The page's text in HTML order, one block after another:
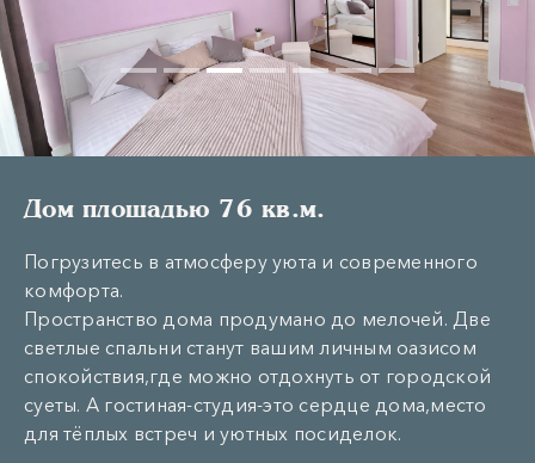
Дом площадью 76 кв.м.
Погрузитесь в атмосферу уюта и современного
комфорта.
Пространство дома продумано до мелочей. Две
светлые спальни станут вашим личным оазисом
спокойствия,где можно отдохнуть от городской
суеты. А гостиная-студия-это сердце дома,место
для тёплых встреч и уютных посиделок.